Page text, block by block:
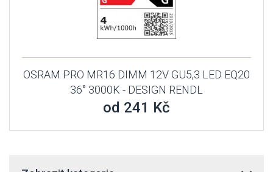
OSRAM PRO MR16 DIMM 12V GU5,3 LED EQ20
36° 3000K - DESIGN RENDL
od 241 Kč